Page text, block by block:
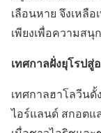
เลือนหาย จึงเหลื
เพียงเพื่อความสนุ
เทศกาลฝั่งยุโรปสู่
เทศกาลฮาโลวีนดั้
ไอร์แลนด์ สกอตแ